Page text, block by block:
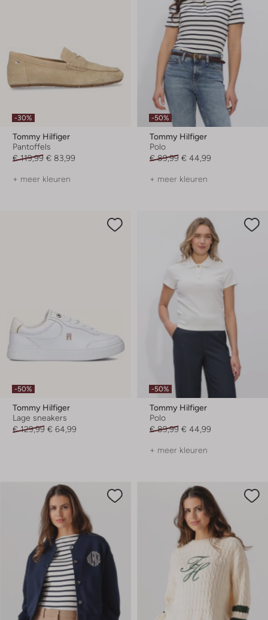
-30%
Tommy Hilfiger
Pantoffels
€ 119,99 € 83,99
+ meer kleuren
-50%
Tommy Hilfiger
Polo
€ 89,99 € 44,99
+ meer kleuren
-50%
Tommy Hilfiger
Lage sneakers
€ 129,99 € 64,99
-50%
Tommy Hilfiger
Polo
€ 89,99 € 44,99
+ meer kleuren